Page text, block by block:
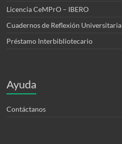
Licencia CeMPrO – IBERO
Cuadernos de Reflexión Universitaria
Préstamo Interbibliotecario
Ayuda
Contáctanos